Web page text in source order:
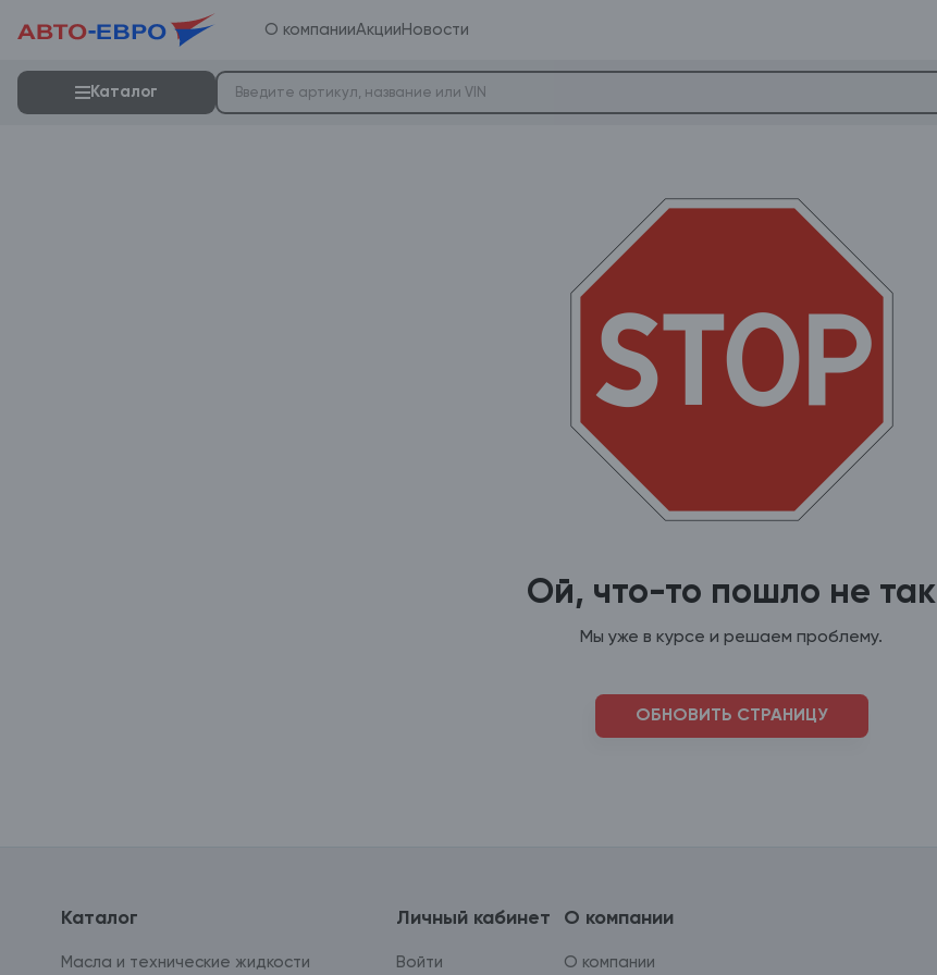
О компанииАкции Новости
Каталог
Ой, что-то пошло не так
Мы уже в курсе и решаем проблему.
ОБНОВИТЬ СТРАНИЦУ
Каталог
Масла и технические жидкости
Личный кабинет
Войти
О компании
О компании